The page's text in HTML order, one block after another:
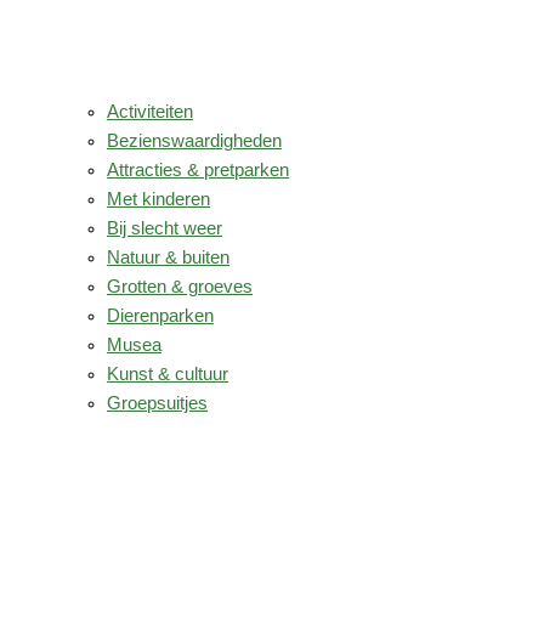
Activiteiten
Bezienswaardigheden
Attracties & pretparken
Met kinderen
Bij slecht weer
Natuur & buiten
Grotten & groeves
Dierenparken
Musea
Kunst & cultuur
Groepsuitjes